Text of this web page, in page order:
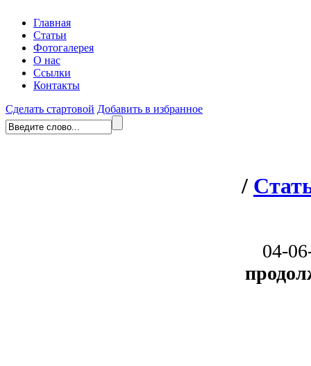
Главная
Статьи
Фотогалерея
О нас
Ссылки
Контакты
Сделать стартовой Добавить в избранное
/
04-